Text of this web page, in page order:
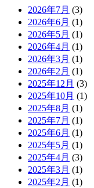
2026年7月 (3)
2026年6月 (1)
2026年5月 (1)
2026年4月 (1)
2026年3月 (1)
2026年2月 (1)
2025年12月 (3)
2025年10月 (1)
2025年8月 (1)
2025年7月 (1)
2025年6月 (1)
2025年5月 (1)
2025年4月 (3)
2025年3月 (1)
2025年2月 (1)